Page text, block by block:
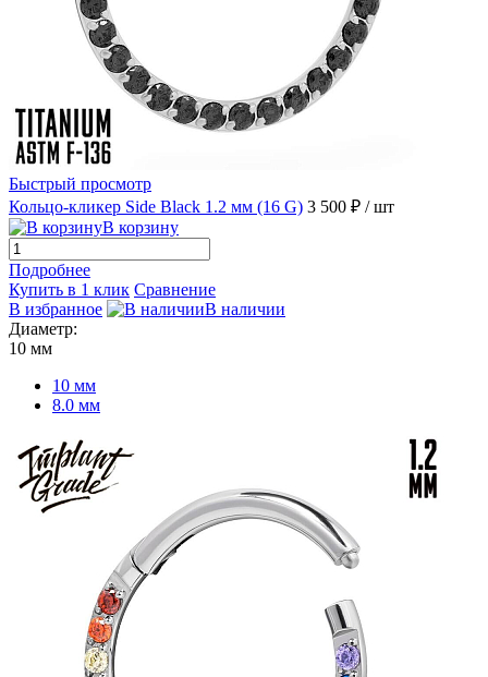
Быстрый просмотр
Кольцо-кликер Side Black 1.2 мм (16 G) 3 500 ₽ / шт
В корзину
Подробнее
Купить в 1 клик Сравнение
В избранное
В наличии
Диаметр:
10 мм
10 мм
8.0 мм